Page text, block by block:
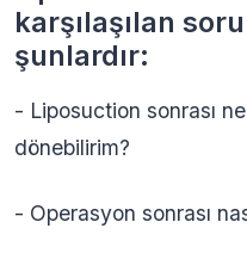
karşılaşılan
şunlardır:
- Liposuction sonrası
dönebilirim?
- Operasyon sonrası